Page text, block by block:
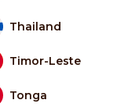
Thailand
Timor-Leste
Tonga